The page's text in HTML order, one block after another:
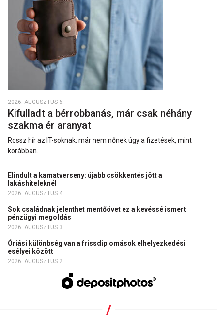
2026. AUGUSZTUS 6.
Kifulladt a bérrobbanás, már csak néhány
szakma ér aranyat
Rossz hír az IT-soknak: már nem nőnek úgy a fizetések, mint
korábban.
Elindult a kamatverseny: újabb csökkentés jött a
lakáshiteleknél
2026. AUGUSZTUS 4.
Sok családnak jelenthet mentőövet ez a kevéssé ismert
pénzügyi megoldás
2026. AUGUSZTUS 3.
Óriási különbség van a frissdiplomások elhelyezkedési
esélyei között
2026. AUGUSZTUS 2.